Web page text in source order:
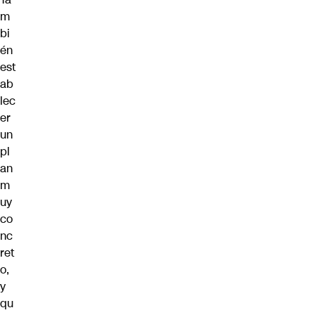
m
bi
én
est
ab
lec
er
un
pl
an
m
uy
co
nc
ret
o,
y
qu